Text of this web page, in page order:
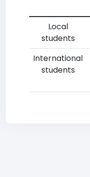
Local
students
International
students